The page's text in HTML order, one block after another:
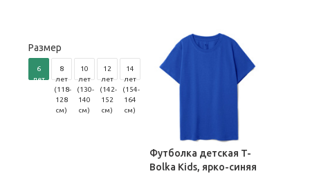
Размер
6
лет
8
лет
(118-
128
см)
10
лет
(130-
140
см)
12
лет
(142-
152
см)
14
лет
(154-
164
см)
Футболка детская T-
Bolka Kids, ярко-синяя